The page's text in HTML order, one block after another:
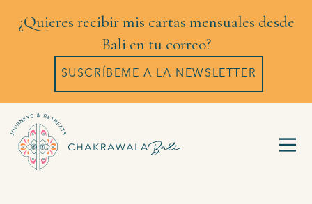
¿Quieres recibir mis cartas mensuales desde
Bali en tu correo?
SUSCRÍBEME A LA NEWSLETTER